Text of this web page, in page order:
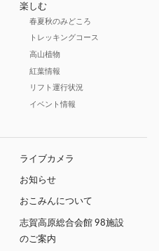
楽しむ
春夏秋のみどころ
トレッキングコース
高山植物
紅葉情報
リフト運行状況
イベント情報
ライブカメラ
お知らせ
おこみんについて
志賀高原総合会館 98施設
のご案内